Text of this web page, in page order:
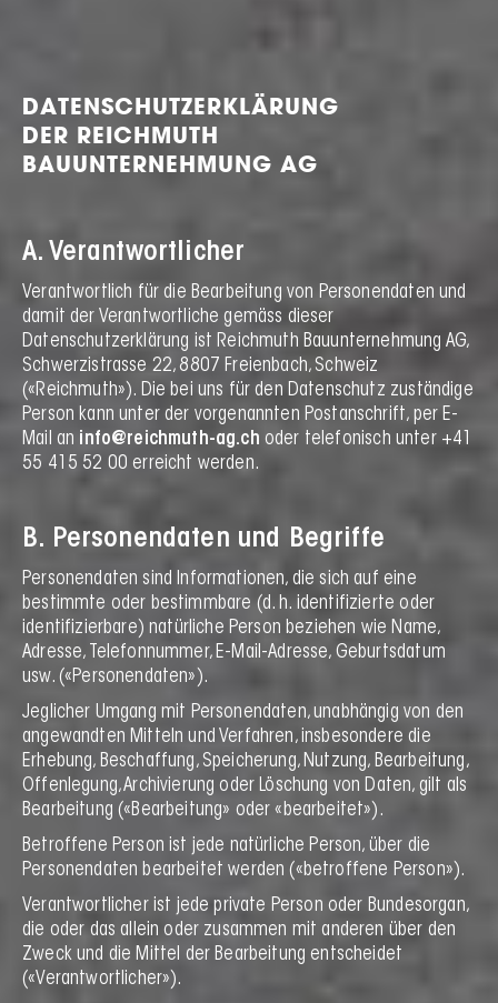
DATENSCHUTZERKLÄRUNG
DER REICHMUTH
BAUUNTERNEHMUNG AG
A. Verantwortlicher
Verantwortlich für die Bearbeitung von Personendaten und
damit der Verantwortliche gemäss dieser
Datenschutzerklärung ist Reichmuth Bauunternehmung AG,
Schwerzistrasse 22, 8807 Freienbach, Schweiz
(«Reichmuth»). Die bei uns für den Datenschutz zuständige
Person kann unter der vorgenannten Postanschrift, per E-
Mail an info@reichmuth-ag.ch oder telefonisch unter +41
55 415 52 00 erreicht werden.
B. Personendaten und Begriffe
Personendaten sind Informationen, die sich auf eine
bestimmte oder bestimmbare (d. h. identifizierte oder
identifizierbare) natürliche Person beziehen wie Name,
Adresse, Telefonnummer, E-Mail-Adresse, Geburtsdatum
usw. («Personendaten»).
Jeglicher Umgang mit Personendaten, unabhängig von den
angewandten Mitteln und Verfahren, insbesondere die
Erhebung, Beschaffung, Speicherung, Nutzung, Bearbeitung,
Offenlegung, Archivierung oder Löschung von Daten, gilt als
Bearbeitung («Bearbeitung» oder «bearbeitet»).
Betroffene Person ist jede natürliche Person, über die
Personendaten bearbeitet werden («betroffene Person»).
Verantwortlicher ist jede private Person oder Bundesorgan,
die oder das allein oder zusammen mit anderen über den
Zweck und die Mittel der Bearbeitung entscheidet
(«Verantwortlicher»).